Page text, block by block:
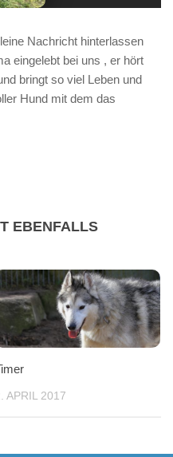
Nachricht hinterlassen
eingelebt bei uns , er hört
bringt so viel Leben und
Hund mit dem das
EBENFALLS
APRIL 2017